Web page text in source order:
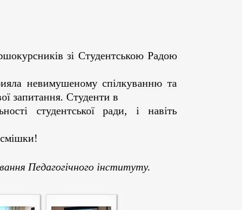
зі Студентською Радою
невимушеному спілкуванню та
запитання. Студенти в
студентської ради, і навіть
Педагогічного інституту.